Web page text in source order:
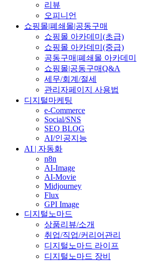
리뷰
오피니언
쇼핑몰|폐쇄몰|공동구매
쇼핑몰 아카데미(초급)
쇼핑몰 아카데미(중급)
공동구매|폐쇄몰 아카데미
쇼핑몰|공동구매Q&A
세무/회계/절세
관리자페이지 사용법
디지털마케팅
e-Commerce
Social/SNS
SEO BLOG
AI/인공지능
AI | 자동화
n8n
AI-Image
AI-Movie
Midjourney
Flux
GPI Image
디지털노마드
상품리뷰/소개
취업/직업/커리어관리
디지털노마드 라이프
디지털노마드 장비